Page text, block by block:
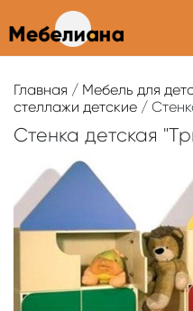
Главная / Мебель для
стеллажи детские /
Стенка детская